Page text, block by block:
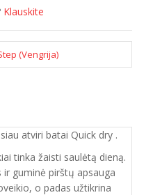
Klauskite
(Vengrija)
atviri batai Quick dry .
tinka žaisti saulėtą dieną.
ir guminė pirštų apsauga
o padas užtikrina